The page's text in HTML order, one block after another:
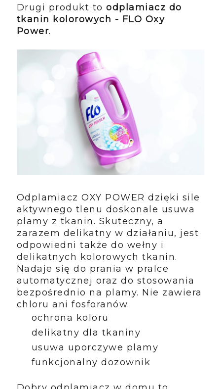
Drugi produkt toodplamiacz do
tkanin kolorowych - FLO Oxy
Power.
Odplamiacz OXY POWER dzięki sile
aktywnego tlenu doskonale usuwa
plamy z tkanin. Skuteczny, a
zarazem delikatny w działaniu, jest
odpowiedni także do wełny i
delikatnych kolorowych tkanin.
Nadaje się do prania w pralce
automatycznej oraz do stosowania
bezpośrednio na plamy. Nie zawiera
chloru ani fosforanów.
ochrona koloru
delikatny dla tkaniny
usuwa uporczywe plamy
funkcjonalny dozownik